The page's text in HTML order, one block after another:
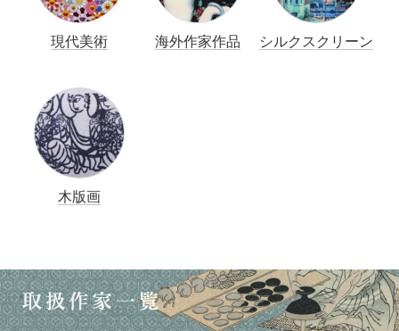
現代美術 海外作家作品 シルクスクリーン
木版画